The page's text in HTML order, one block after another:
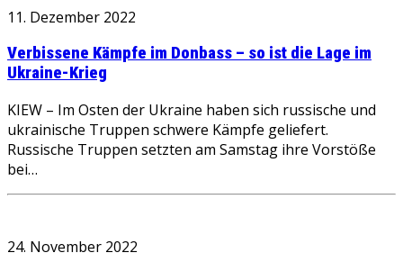
11. Dezember 2022
Verbissene Kämpfe im Donbass – so ist die Lage im
Ukraine-Krieg
KIEW – Im Osten der Ukraine haben sich russische und
ukrainische Truppen schwere Kämpfe geliefert.
Russische Truppen setzten am Samstag ihre Vorstöße
bei…
24. November 2022